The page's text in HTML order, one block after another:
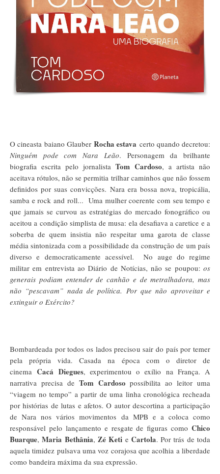
O cineasta baiano GlauberRocha estava certo quando decretou:
Ninguém pode com Nara Leão. Personagem da brilhante
biografia escrita pelo jornalista Tom Cardoso, a artista não
aceitava rótulos, não se permitia trilhar caminhos que não fossem
definidos por suas convicções. Nara era bossa nova, tropicália,
samba e rock and roll... Uma mulher coerente com seu tempo e
que jamais se curvou as estratégias do mercado fonográfico ou
aceitou a condição simplista de musa: ela desafiava a caretice e a
soberba de quem insistia não respeitar uma garota de classe
média sintonizada com a possibilidade da construção de um país
diverso e democraticamente acessível.
No auge do regime
militar em entrevista ao Diário de Notícias, não se poupou: os
generais podiam entender de canhão e de metralhadora, mas
não “pescavam” nada de política. Por que não aproveitar e
extinguir o Exército?
Bombardeada por todos os lados precisou sair do país por temer
pela própria vida. Casada na época com o diretor de
cinemaCacá Diegues, experimentou o exílio na França. A
narrativa precisa de Tom Cardosopossibilita ao leitor uma
“viagem no tempo” a partir de uma linha cronológica recheada
por histórias de lutas e afetos. O autor descortina a participação
de Nara nos vários movimentos da MPB e a coloca como
responsável pelo lançamento e resgate de figuras como Chico
Buarque,Maria Bethânia, Zé Keti e Cartola. Por trás de toda
aquela timidez pulsava uma voz corajosa que acolhia a liberdade
como bandeira máxima da sua expressão.